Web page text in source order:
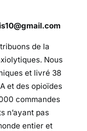
de la
Nous
et livré 38
et des opioïdes
commandes
n’ayant pas
entier et